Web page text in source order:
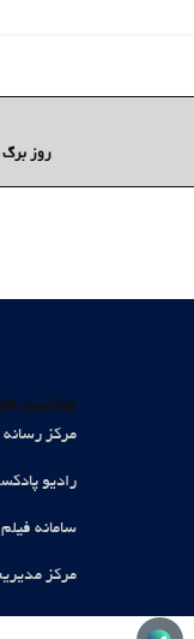
روز برگ
سایت
مرکز
رادیو
سامانه
مرکز